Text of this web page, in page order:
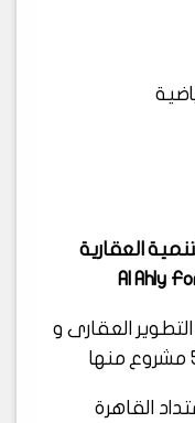
العقارية
العقارى و
القاهرة